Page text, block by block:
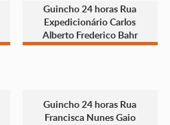
Guincho 24 horas Rua
Expedicionário Carlos
Alberto Frederico Bahr
Guincho 24 horas Rua
Francisca Nunes Gaio